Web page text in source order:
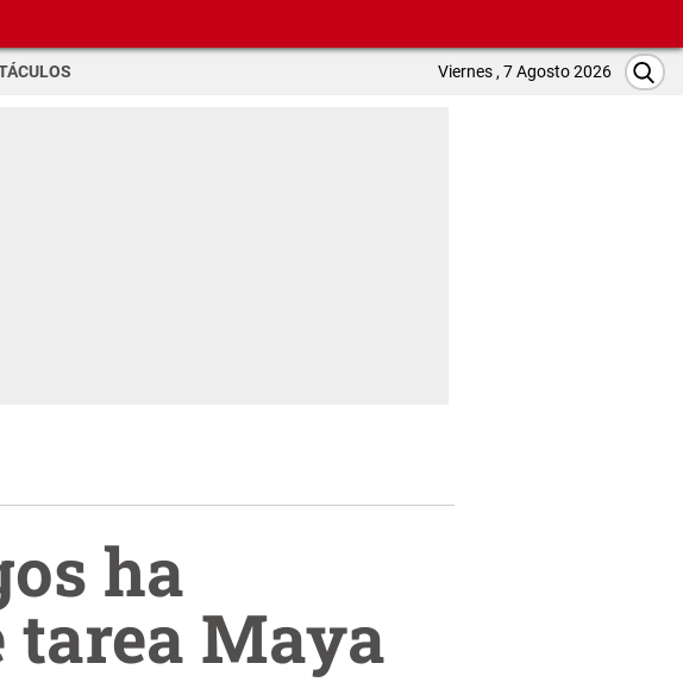
Viernes , 7 Agosto 2026
ha
tarea Maya